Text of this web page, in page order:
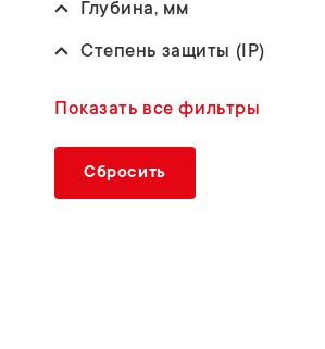
Глубина, мм
Степень защиты (IP)
фильтры
Сбросить